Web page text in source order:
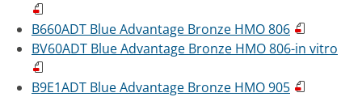
B660ADT Blue Advantage Bronze HMO 806
BV60ADT Blue Advantage Bronze HMO 806-in vitro
B9E1ADT Blue Advantage Bronze HMO 905